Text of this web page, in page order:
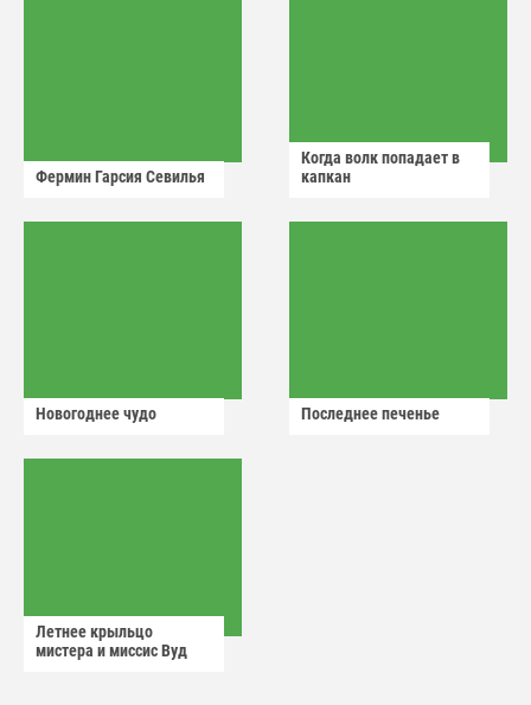
Фермин Гарсия Севилья
Когда волк попадает в
капкан
Новогоднее чудо Последнее печенье
Летнее крыльцо
мистера и миссис Вуд